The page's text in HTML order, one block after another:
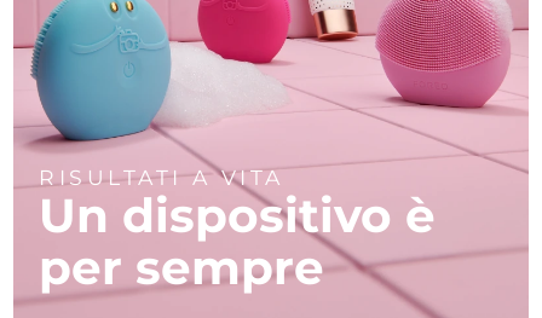
RISULTATI A VITA
Un dispositivo è
per sempre